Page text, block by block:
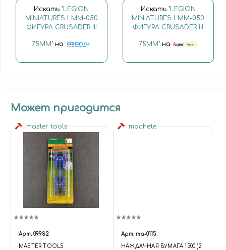
Искать "LEGION
MINIATURES LMM-050
ФИГУРА CRUSADER III
75ММ" на
Искать "LEGION
MINIATURES LMM-050
ФИГУРА CRUSADER III
75ММ"на
Может пригодится
master tools
Арт. 09982
MASTER TOOLS
machete
Арт. ma-0115
НАЖДАЧНАЯ БУМАГА 1500 (2